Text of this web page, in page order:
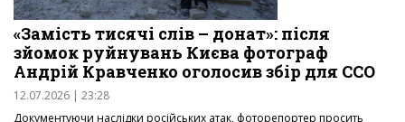
«Замість тисячі слів – донат»: після
зйомок руйнувань Києва фотограф
Андрій Кравченко оголосив збір для ССО
12.07.2026 | 23:28
Документуючи наслідки російських атак, фоторепортер просить